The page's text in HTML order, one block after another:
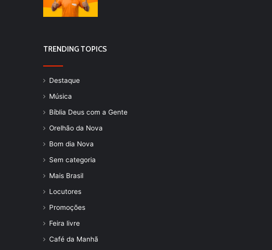
TRENDING TOPICS
Destaque
Música
Bíblia Deus com a Gente
Orelhão da Nova
Bom dia Nova
Sem categoria
Mais Brasil
Locutores
Promoções
Feira livre
Café da Manhã